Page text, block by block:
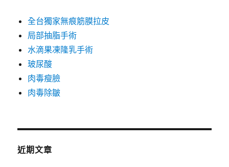
全台獨家無痕筋膜拉皮
局部抽脂手術
水滴果凍隆乳手術
玻尿酸
肉毒瘦臉
肉毒除皺
近期文章